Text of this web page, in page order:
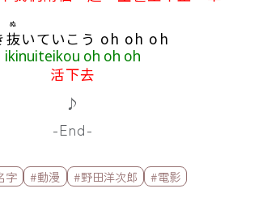
抜
ぬ
いていこう oh oh oh
ikinuiteikou oh oh oh
活下去
♪
-End-
字 #動漫 #野田洋次郎 #電影